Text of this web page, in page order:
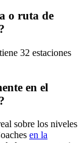
o ruta de
32 estaciones
en el
sobre los niveles
en la